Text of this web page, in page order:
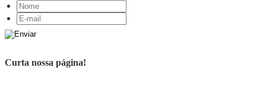
Curta nossa página!